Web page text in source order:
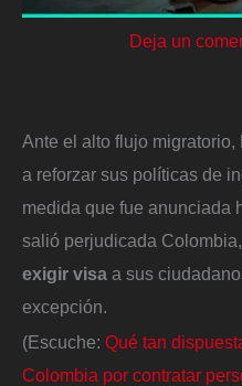
Deja un
Ante el alto flujo
a reforzar sus políticas de
medida que fue anunciada
salió perjudicada
exigir visa a sus
excepción.
(Escuche: Qué tan
Colombia por contratar